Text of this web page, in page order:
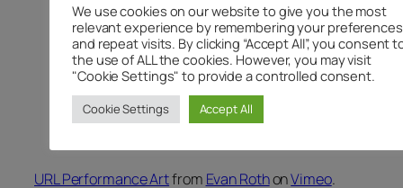
URL Performance Artfrom Evan RothonVimeo.
We use cookies on our website to give you the most
relevant experience by remembering your preferences
and repeat visits. By clicking “Accept All”, you consent
the use of ALL the cookies. However, you may visit
"Cookie Settings" to provide a controlled consent.
Cookie Settings Accept All